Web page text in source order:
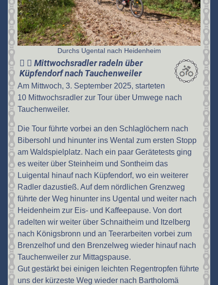
Durchs Ugental nach Heidenheim
Mittwochsradler radeln über
Küpfendorf nach Tauchenweiler
Am Mittwoch, 3. September 2025, starteten
10 Mittwochsradler zur Tour über Umwege nach
Tauchenweiler.
Die Tour führte vorbei an den Schlaglöchern nach
Bibersohl und hinunter ins Wental zum ersten Stopp
am Waldspielplatz. Nach ein paar Gerätetests ging
es weiter über Steinheim und Sontheim das
Luigental hinauf nach Küpfendorf, wo ein weiterer
Radler dazustieß. Auf dem nördlichen Grenzweg
führte der Weg hinunter ins Ugental und weiter nach
Heidenheim zur Eis- und Kaffeepause. Von dort
radelten wir weiter über Schnaitheim und Itzelberg
nach Königsbronn und an Teerarbeiten vorbei zum
Brenzelhof und den Brenzelweg wieder hinauf nach
Tauchenweiler zur Mittagspause.
Gut gestärkt bei einigen leichten Regentropfen führte
uns der kürzeste Weg wieder nach Bartholomä